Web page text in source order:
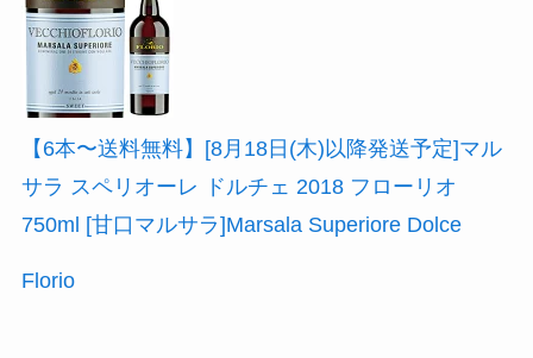
【6本〜送料無料】[8月18日(木)以降発送予定]マル
サラ スペリオーレ ドルチェ 2018 フローリオ
750ml [甘口マルサラ]Marsala Superiore Dolce
Florio